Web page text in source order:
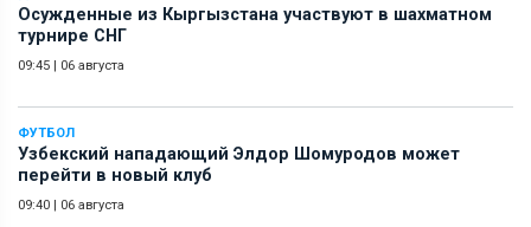
Осужденные из Кыргызстана участвуют в шахматном
турнире СНГ
09:45 06 августа
ФУТБОЛ
Узбекский нападающий Элдор Шомуродов может
перейти в новый клуб
09:40 06 августа